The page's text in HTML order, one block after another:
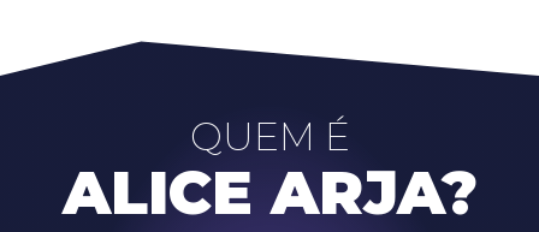
QUEM É
ALICE ARJA?